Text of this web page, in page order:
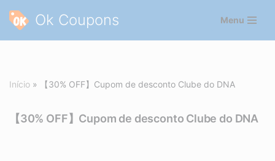
Pular
Ok Coupons Menu
Início » 【30% OFF】Cupom de desconto Clube do DNA
【30% OFF】Cupom de desconto Clube do DNA